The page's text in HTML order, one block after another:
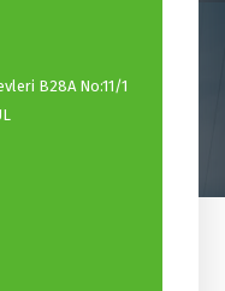
B28A No:11/1